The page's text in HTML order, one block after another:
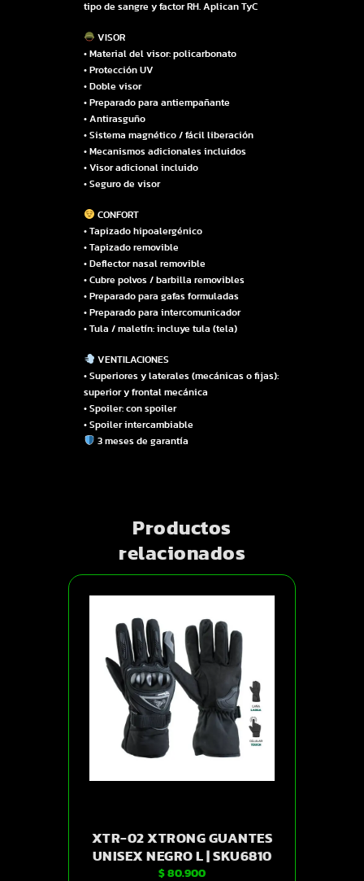
tipo de sangre y factor RH. Aplican TyC
VISOR
• Material del visor: policarbonato
• Protección UV
• Doble visor
• Preparado para antiempañante
• Antirasguño
• Sistema magnético / fácil liberación
• Mecanismos adicionales incluidos
• Visor adicional incluido
• Seguro de visor
CONFORT
• Tapizado hipoalergénico
• Tapizado removible
• Deflector nasal removible
• Cubre polvos / barbilla removibles
• Preparado para gafas formuladas
• Preparado para intercomunicador
• Tula / maletín: incluye tula (tela)
VENTILACIONES
• Superiores y laterales (mecánicas o fijas):
superior y frontal mecánica
• Spoiler: con spoiler
• Spoiler intercambiable
3 meses de garantía
Productos
relacionados
XTR-02 XTRONG GUANTES
UNISEX NEGRO L | SKU6810
$ 80.900